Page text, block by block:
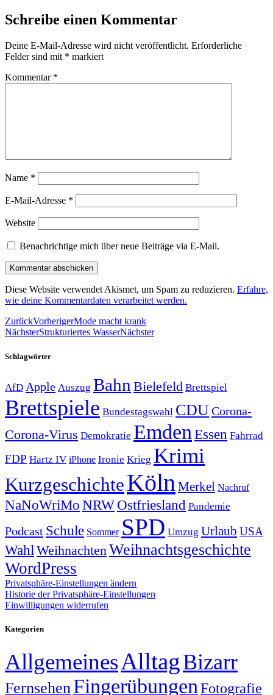
Schreibe einen Kommentar
Deine E-Mail-Adresse wird nicht veröffentlicht. Erforderliche
Felder sind mit * markiert
Kommentar *
Name *
E-Mail-Adresse *
Website
Benachrichtige mich über neue Beiträge via E-Mail.
Diese Website verwendet Akismet, um Spam zu reduzieren. Erfahre,
wie deine Kommentardaten verarbeitet werden.
ZurückVorherigerMode macht krank
NächsterStrukturiertes WasserNächster
Schlagwörter
AfD Apple Auszug Bahn Bielefeld Brettspiel
Brettspiele Bundestagswahl CDUCorona-
Corona-Virus Demokratie Emden Essen Fahrrad
FDP Hartz IV iPhone Ironie Krieg Krimi
KurzgeschichteKöln Merkel Nachruf
NaNoWriMo NRWOstfriesland Pandemie
Podcast Schule Sommer SPD Umzug Urlaub USA
Wahl Weihnachten Weihnachtsgeschichte
WordPress
Privatsphäre-Einstellungen ändern
Historie der Privatsphäre-Einstellungen
Einwilligungen widerrufen
Kategorien
AllgemeinesAlltagBizarr
FernsehenFingerübungen Fotografie